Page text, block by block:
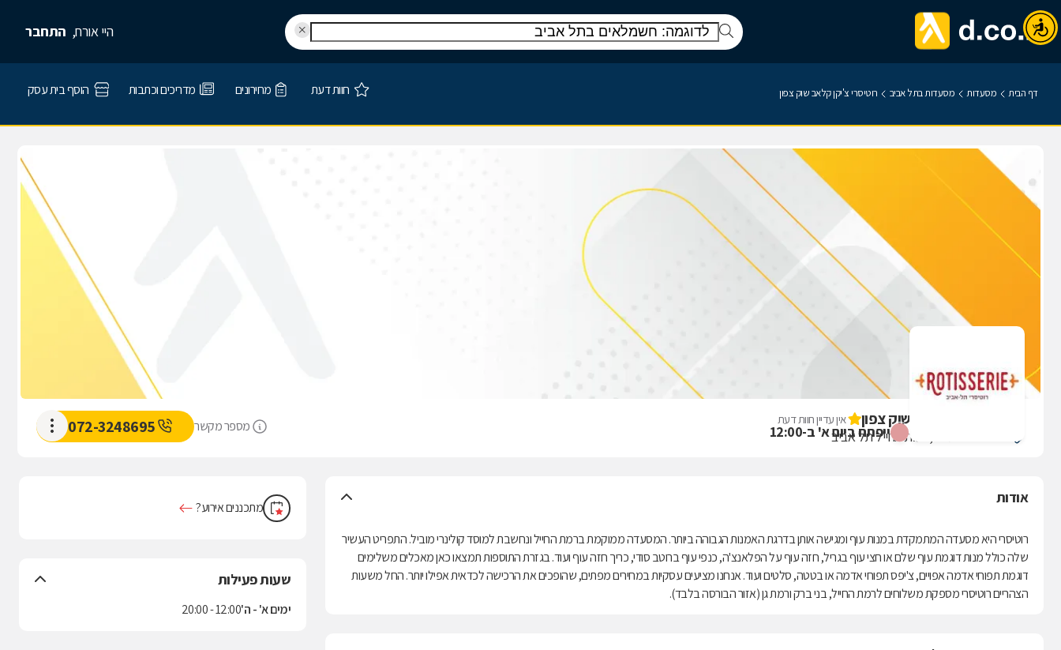
היי אורח, התחבר
דף הבית מסעדות מסעדות בתל אביב רוטיסרי צ'יקן קלאב שוק צפון חוות דעת מחירונים מדריכים וכתבות הוסף בית עסק
ייפתח ביום א' ב-12:00
רוטיסרי צ'יקן קלאב שוק צפון אין עדיין חוות דעת מספר מקשר 072-3248695
אודות
רוטיסרי היא מסעדה המתמקדת במנות עוף ומגישה אותן בדרגת האמנות הגבוהה ביותר. המסעדה ממוקמת ברמת החייל ונחשבת למוסד קולינרי מוביל. התפריט העשיר
שלה כולל מנות דוגמת עוף שלם או חצי עוף בגריל, חזה עוף על הפלאנצ'ה, כנפי עוף ברוטב סודי, כריך חזה עוף ועוד. בגזרת התוספות תמצאו כאן מאכלים משלימים
דוגמת תפוחי אדמה אפויים, צ'יפס תפוחי אדמה או בטטה, סלטים ועוד. אנחנו מציעים עסקיות במחירים מפתים, שהופכים את הרכישה לכדאית אפילו יותר. החל משעות
הצהריים רוטיסרי מספקת משלוחים לרמת החייל, בני ברק ורמת גן (אזור הבורסה בלבד).
מתכננים אירוע?
שעות פעילות
ימים א' - ה'12:00 - 20:00